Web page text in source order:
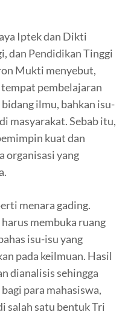
Iptek dan Dikti
dan Pendidikan Tinggi
Mukti menyebut,
pembelajaran
ilmu, bahkan isu-
masyarakat. Sebab itu,
kuat dan
organisasi yang
menara gading.
membuka ruang
isu-isu yang
pada keilmuan. Hasil
dianalisis sehingga
para mahasiswa,
salah satu bentuk Tri